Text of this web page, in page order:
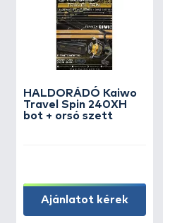
HALDORÁDÓ Kaiwo
Travel Spin 240XH
bot + orsó szett
Ajánlatot kérek